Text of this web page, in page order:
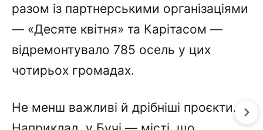
разом із партнерськими організаціями
— «Десяте квітня» та Карітасом —
відремонтувало 785 осель у цих
чотирьох громадах.
Не менш важливі й дрібніші проєкти.